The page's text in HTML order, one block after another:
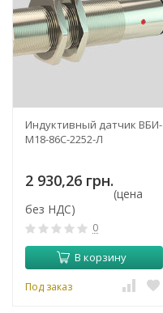
Индуктивный датчик ВБИ-
М18-86С-2252-Л
2 930,26 грн.
(цена
без НДС)
0
В корзину
Под заказ